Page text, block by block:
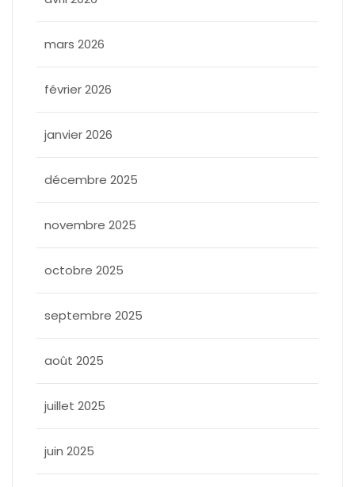
mars 2026
février 2026
janvier 2026
décembre 2025
novembre 2025
octobre 2025
septembre 2025
août 2025
juillet 2025
juin 2025